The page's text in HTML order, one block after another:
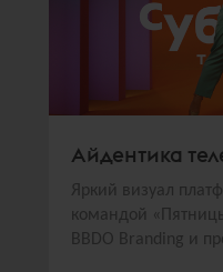
Айдентика
Яркий визуал
командой
BBDO Branding и